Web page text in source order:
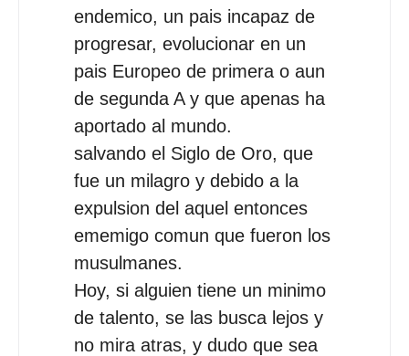
endemico, un pais incapaz de
progresar, evolucionar en un
pais Europeo de primera o aun
de segunda A y que apenas ha
aportado al mundo.
salvando el Siglo de Oro, que
fue un milagro y debido a la
expulsion del aquel entonces
ememigo comun que fueron los
musulmanes.
Hoy, si alguien tiene un minimo
de talento, se las busca lejos y
no mira atras, y dudo que sea